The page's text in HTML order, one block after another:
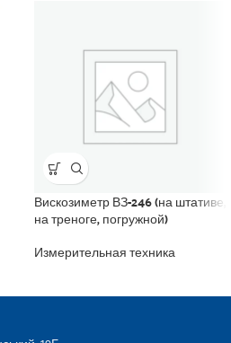
Вискозиметр ВЗ-246 (на штативе,
на треноге, погружной)
Измерительная техника